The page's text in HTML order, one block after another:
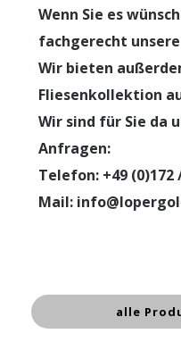
Wenn Sie es
fachgerecht
Wir bieten
Fliesenkollektion
Wir sind für Sie da
Anfragen:
Telefon: +49 (0)172
Mail:
alle